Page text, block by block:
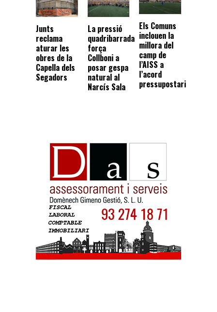
Junts
reclama
aturar les
obres de la
Capella dels
Segadors
La pressió
quadribarrada
força
Collboni a
posar gespa
natural al
Narcís Sala
Els Comuns
inclouen la
millora del
camp de
l’AISS a
l’acord
pressupostari